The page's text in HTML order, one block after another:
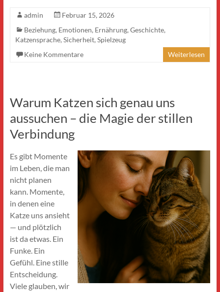
admin
Februar 15, 2026
Beziehung, Emotionen, Ernährung, Geschichte,
Katzensprache, Sicherheit, Spielzeug
Keine Kommentare
Weiterlesen
Warum Katzen sich genau uns
aussuchen – die Magie der stillen
Verbindung
Es gibt Momente
im Leben, die man
nicht planen
kann. Momente,
in denen eine
Katze uns ansieht
— und plötzlich
ist da etwas. Ein
Funke. Ein
Gefühl. Eine stille
Entscheidung.
Viele glauben, wir